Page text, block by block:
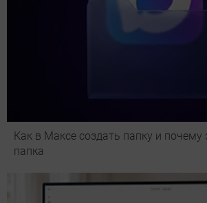
Как в Максе создать папку и почему
папка